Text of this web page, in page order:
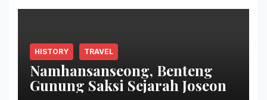
HISTORY TRAVEL
Namhansanseong, Benteng
Gunung Saksi Sejarah Joseon